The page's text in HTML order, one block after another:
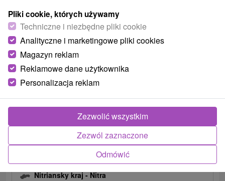
Nitriansky kraj -Nitra
Pliki cookie, których używamy
Techniczne i niezbędne pliki cookie
Analityczne i marketingowe pliki cookies
Magazyn reklam
Reklamowe dane użytkownika
Personalizacja reklam
Odmówić
Zezwól zaznaczone
Zezwolić wszystkim